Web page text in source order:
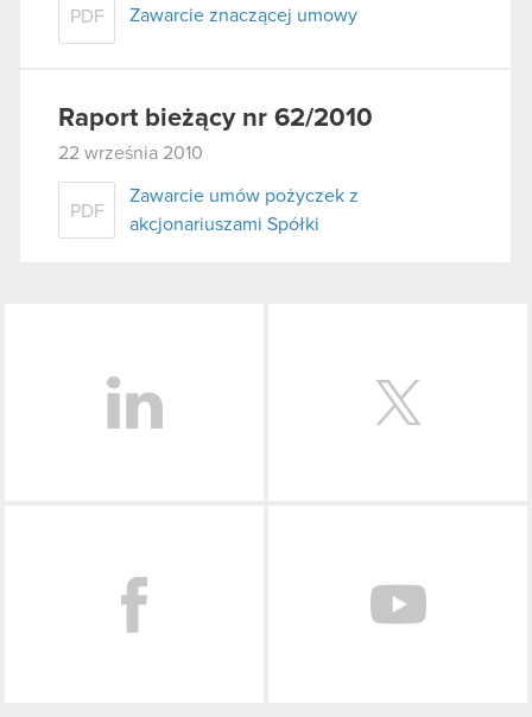
PDF Zawarcie znaczącej umowy
Raport bieżący nr 62/2010
22 września 2010
PDF
Zawarcie umów pożyczek z
akcjonariuszami Spółki